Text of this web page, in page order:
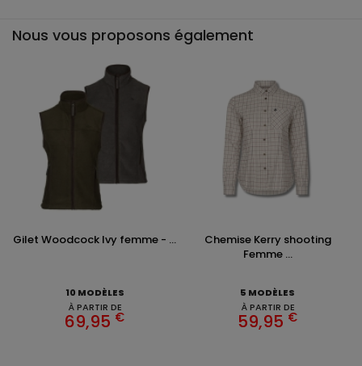
Nous vous proposons également
Gilet Woodcock Ivy femme - ...
10 MODÈLES
À PARTIR DE
69,95 €
Chemise Kerry shooting
Femme ...
5 MODÈLES
À PARTIR DE
59,95 €